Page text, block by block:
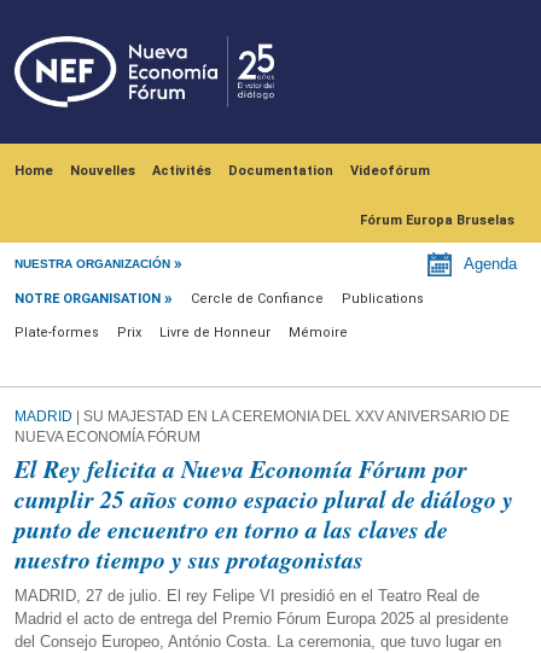
Home Nouvelles Activités Documentation Videofórum
Fórum Europa Bruselas
NUESTRA ORGANIZACIÓN Agenda
Notre Organisation
NOTRE ORGANISATION Cercle de Confiance Publications
Plate-formes Prix Livre de Honneur Mémoire
MADRID | SU MAJESTAD EN LA CEREMONIA DEL XXV ANIVERSARIO DE
NUEVA ECONOMÍA FÓRUM
El Rey felicita a Nueva Economía Fórum por
cumplir 25 años como espacio plural de diálogo y
punto de encuentro en torno a las claves de
nuestro tiempo y sus protagonistas
MADRID, 27 de julio. El rey Felipe VI presidió en el Teatro Real de
Madrid el acto de entrega del Premio Fórum Europa 2025 al presidente
del Consejo Europeo, António Costa. La ceremonia, que tuvo lugar en